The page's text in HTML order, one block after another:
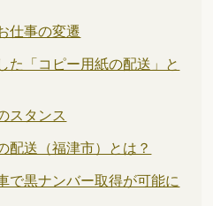
仕事の変遷
「コピー用紙の配送」と
スタンス
送（福津市）とは？
で黒ナンバー取得が可能に